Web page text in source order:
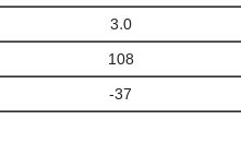
3.0
108
-37